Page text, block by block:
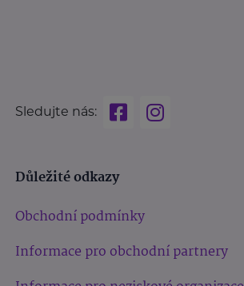
Sledujte nás:
Důležité odkazy
Obchodní podmínky
Informace pro obchodní partnery